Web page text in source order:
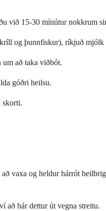
við 15-30 mínútur nokkrum
og þunnfiskur), ríkjuð mjólk
að taka viðbót.
góðri heilsu.
skorti.
vaxa og heldur hárrót
að hár dettur út vegna streitu.